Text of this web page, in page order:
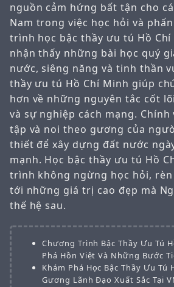
nguồn cảm hứng bất tận cho
Nam trong việc học hỏi và
trình học bậc thầy ưu tú Hồ
nhận thấy những bài học quý
nước, siêng năng và tinh thần
thầy ưu tú Hồ Chí Minh giúp
hơn về những nguyên tắc cốt
và sự nghiệp cách mạng. Chính
tập và noi theo gương của
thiết để xây dựng đất nước
mạnh. Học bậc thầy ưu tú Hồ
trình không ngừng học hỏi,
tới những giá trị cao đẹp mà
thế hệ sau.
Chương Trình Bậc Thầy Ưu Tú
Phá Hồn Việt Và Những Bước
Khám Phá Học Bậc Thầy Ưu Tú
Gương Lãnh Đạo Xuất Sắc Tại